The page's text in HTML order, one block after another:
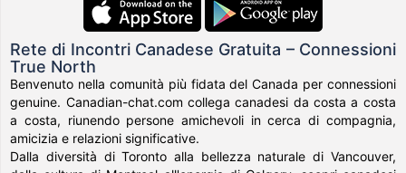
Rete di Incontri Canadese Gratuita – Connessioni
True North
Benvenuto nella comunità più fidata del Canada per connessioni
genuine. Canadian-chat.com collega canadesi da costa a costa
a costa, riunendo persone amichevoli in cerca di compagnia,
amicizia e relazioni significative.
Dalla diversità di Toronto alla bellezza naturale di Vancouver,